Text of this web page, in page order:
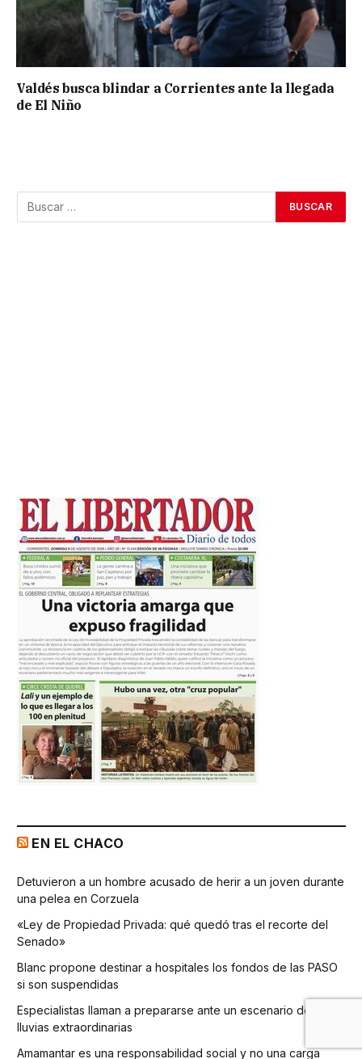
Valdés busca blindar a Corrientes ante la llegada
de El Niño
EN EL CHACO
Detuvieron a un hombre acusado de herir a un joven durante
una pelea en Corzuela
«Ley de Propiedad Privada: qué quedó tras el recorte del
Senado»
Blanc propone destinar a hospitales los fondos de las PASO
si son suspendidas
Especialistas llaman a prepararse ante un escenario de
lluvias extraordinarias
Amamantar es una responsabilidad social y no una carga